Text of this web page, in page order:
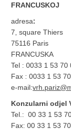
FRANCUSKOJ
adresa:
7, square Thiers
75116 Paris
FRANCUSKA
Tel : 0033 1 53 70
Fax : 0033 1 53
e-mail:
Konzularni odjel
Tel.: 00 33 1 53
Fax: 00 33 1 53